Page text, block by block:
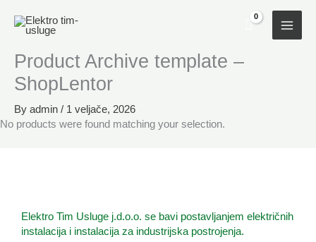
content
Product Archive template –
ShopLentor
By admin / 1 veljače, 2026
No products were found matching your selection.
Elektro Tim Usluge j.d.o.o. se bavi postavljanjem električnih
instalacija i instalacija za industrijska postrojenja.